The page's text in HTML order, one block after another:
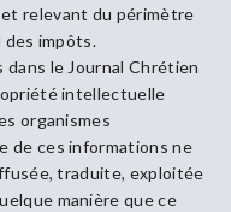
relevant du périmètre
des impôts.
le Journal Chrétien
intellectuelle
organismes
de ces informations ne
traduite, exploitée
manière que ce